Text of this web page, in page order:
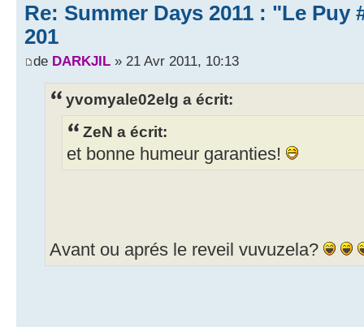
Re: Summer Days 2011 : "Le Puy
201
de DARKJIL » 21 Avr 2011, 10:13
yvomyale02elg a écrit:
ZeN a écrit:
et bonne humeur garanties!
Avant ou aprés le reveil vuvuzela?